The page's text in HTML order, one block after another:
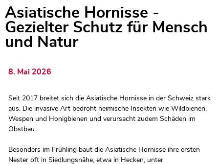
Asiatische Hornisse -
Gezielter Schutz für Mensch
und Natur
8. Mai 2026
Seit 2017 breitet sich die Asiatische Hornisse in der Schweiz stark
aus. Die invasive Art bedroht heimische Insekten wie Wildbienen,
Wespen und Honigbienen und verursacht zudem Schäden im
Obstbau.
Besonders im Frühling baut die Asiatische Hornisse ihre ersten
Nester oft in Siedlungsnähe, etwa in Hecken, unter
Zugehörige Objekte